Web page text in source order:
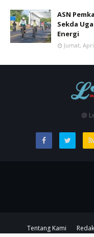
ASN
Sekda
Energi
Jumat,
@
Tentang Kami